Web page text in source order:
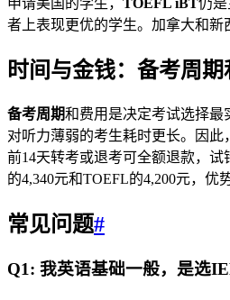
者上表现更优的学生。加拿大和新
时间与金钱：备考周
备考周期和费用是决定考试选择最
对听力薄弱的考生耗时更长。因此
前14天转考或退考可全额退款，试
的4,340元和TOEFL的4,200元，优
常见问题#
Q1: 我英语基础一般，是选